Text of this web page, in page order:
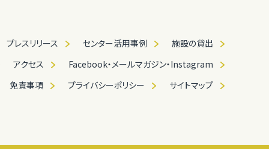
プレスリリース センター活用事例
施設の貸出
アクセス
Facebook・メールマガジン・Instagram
免責事項
プライバシーポリシー サイトマップ